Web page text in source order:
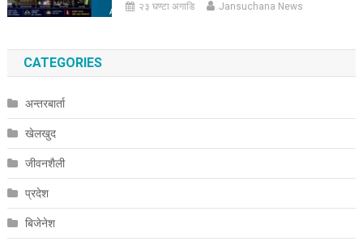
२३ घण्टा अगाडि Jansuchana News
CATEGORIES
अन्तरबार्ता
खेलखुद
जीवनशैली
प्रदेश
बिजेनेश